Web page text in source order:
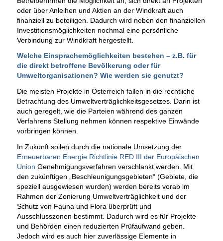
oder über Anleihen und Aktien an der Windkraft auch
finanziell zu beteiligen. Dadurch wird neben den finanziellen
Investitionsmöglichkeiten nochmal eine persönliche
Verbindung zur Windkraft hergestellt.
Welche Einsprachemöglichkeiten bestehen – z.B. für
die direkt betroffene Bevölkerung oder für
Umweltorganisationen? Wie werden sie genutzt?
Die meisten Projekte in Österreich fallen in die rechtliche
Betrachtung des Umweltverträglichkeitsgesetzes. Darin ist
auch geregelt, wie die Parteien während des ganzen
Verfahrens Stellung nehmen können respektive Einwände
vorbringen können.
In Zukunft sollen durch die nationale Umsetzung der
Erneuerbaren Energie Richtlinie RED III der Europäischen
Union Genehmigungsverfahren verschlankt werden. Mit
den zukünftigen „Beschleunigungsgebieten“ (Gebiete, die
speziell ausgewiesen wurden) werden bereits vorab im
Rahmen der Zonierung Umweltverträglichkeit und der
Schutz von Fauna und Flora überprüft und
Ausschlusszonen bestimmt. Dadurch wird es für Projekte
und Behörden einen reduzierten Prüfaufwand geben.
Jedoch wird es auch hier zuverlässige Elemente in